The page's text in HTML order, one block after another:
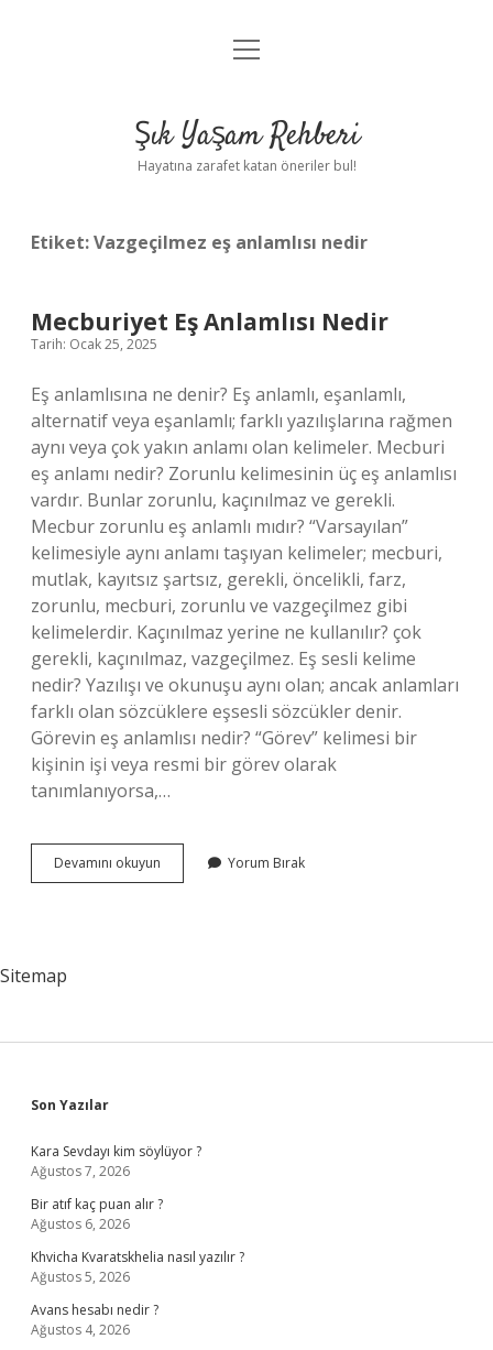
Anasayfa
Yasal Uyarı
menüyü
Şık Yaşam Rehberi
Hayatına zarafet katan öneriler bul!
Etiket:Vazgeçilmez eş anlamlısı nedir
Mecburiyet Eş Anlamlısı Nedir
Tarih: Ocak 25, 2025
Eş anlamlısına ne denir? Eş anlamlı, eşanlamlı,
alternatif veya eşanlamlı; farklı yazılışlarına rağmen
aynı veya çok yakın anlamı olan kelimeler. Mecburi
eş anlamı nedir? Zorunlu kelimesinin üç eş anlamlısı
vardır. Bunlar zorunlu, kaçınılmaz ve gerekli.
Mecbur zorunlu eş anlamlı mıdır? “Varsayılan”
kelimesiyle aynı anlamı taşıyan kelimeler; mecburi,
mutlak, kayıtsız şartsız, gerekli, öncelikli, farz,
zorunlu, mecburi, zorunlu ve vazgeçilmez gibi
kelimelerdir. Kaçınılmaz yerine ne kullanılır? çok
gerekli, kaçınılmaz, vazgeçilmez. Eş sesli kelime
nedir? Yazılışı ve okunuşu aynı olan; ancak anlamları
farklı olan sözcüklere eşsesli sözcükler denir.
Görevin eş anlamlısı nedir? “Görev” kelimesi bir
kişinin işi veya resmi bir görev olarak
tanımlanıyorsa,…
Devamını okuyun Mecburiyet
Eş
Yorum Bırak
Sitemap
Sidebar
Son Yazılar
Kara Sevdayı kim söylüyor ?
Ağustos 7, 2026
Bir atıf kaç puan alır ?
Ağustos 6, 2026
Khvicha Kvaratskhelia nasıl yazılır ?
Ağustos 5, 2026
Avans hesabı nedir ?
Ağustos 4, 2026